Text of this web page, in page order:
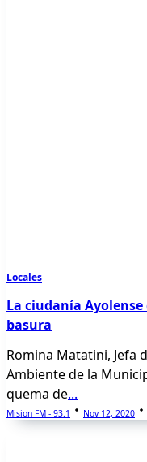
Locales
La ciudanía
basura
Romina Matatini, Jefa
Ambiente de la
quema de...
Mision FM - 93.1 Nov 12, 2020